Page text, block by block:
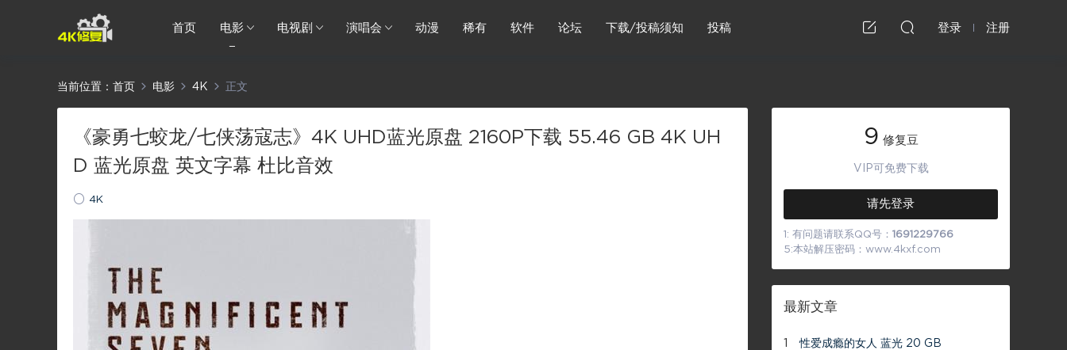
首页 电影 电视剧 演唱会 动漫 稀有 软件 论坛 下载/投稿须知 投稿 登录 注册
当前位置： 首页 电影 4K 正文
《豪勇七蛟龙/七侠荡寇志》4K UHD蓝光原盘 2160P下载 55.46 GB 4K UH
D 蓝光原盘 英文字幕 杜比音效
4K
9 修复豆
VIP可免费下载
请先登录
1: 有问题请联系QQ号： 1691229766
5:本站解压密码：www.4kxf.com
最新文章
1 性爱成瘾的女人 蓝光 20 GB